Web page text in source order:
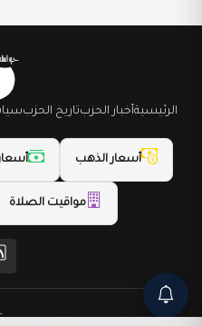
الرئيسيةأخبار الحزبتاريخ الحزب
أسعار الذهب
مواقيت الصلاة
(المظهر) تم تصميمه من قِبل LightWeb2